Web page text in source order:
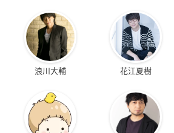
浪川大輔 花江夏樹